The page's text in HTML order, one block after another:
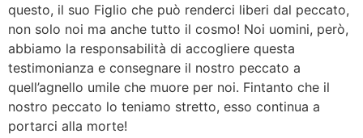
questo, il suo Figlio che può renderci liberi dal peccato,
non solo noi ma anche tutto il cosmo! Noi uomini, però,
abbiamo la responsabilità di accogliere questa
testimonianza e consegnare il nostro peccato a
quell’agnello umile che muore per noi. Fintanto che il
nostro peccato lo teniamo stretto, esso continua a
portarci alla morte!